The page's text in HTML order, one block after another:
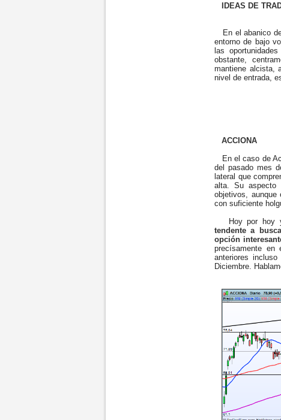
IDEAS DE
En el abanico
entorno de bajo
las
obstante,
mantiene alcista,
nivel de entrada,
ACCIONA
En el caso de
del pasado mes
lateral que
alta. Su aspecto
objetivos,
con suficiente
Hoy por hoy y
tendente a
opción
precísamente
anteriores
Diciembre.